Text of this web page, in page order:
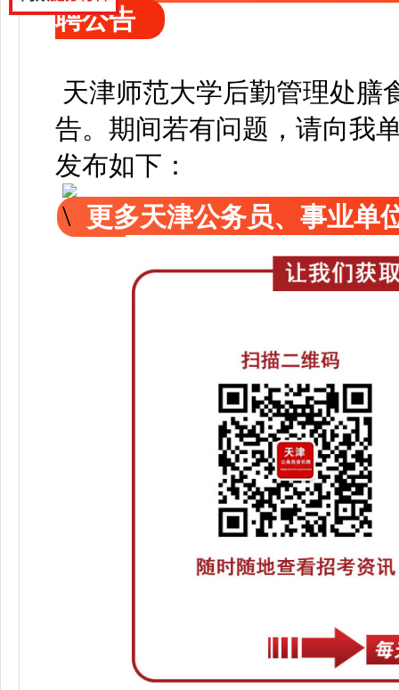
聘公告
天津师范大学后勤管理处膳
告。 期间若有问题，请向我
发布如下：
更多天津公务员、事业单